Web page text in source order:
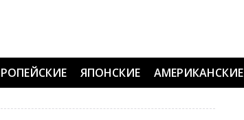
ЯПОНСКИЕ АМЕРИКАНСКИЕ